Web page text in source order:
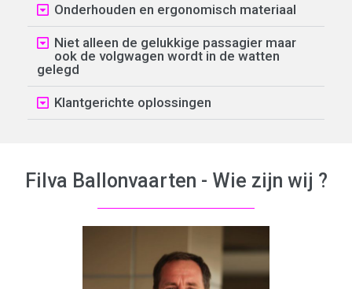
Onderhouden en ergonomisch materiaal
Niet alleen de gelukkige passagier maar
ook de volgwagen wordt in de watten
gelegd
Klantgerichte oplossingen
Filva Ballonvaarten - Wie zijn wij ?